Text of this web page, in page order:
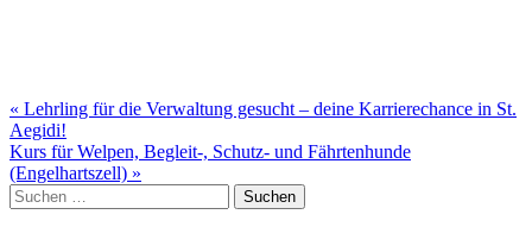
Beitragsnavigation
« Lehrling für die Verwaltung gesucht – deine Karrierechance in St.
Aegidi!
Kurs für Welpen, Begleit-, Schutz- und Fährtenhunde
(Engelhartszell) »
Suche
nach: